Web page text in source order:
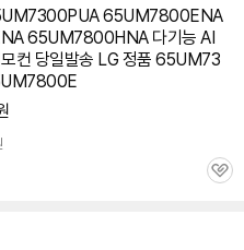
65UM7800ENA
65UM7800HNA다기능 AI
컨 당일발송 LG 정품 65UM73
관